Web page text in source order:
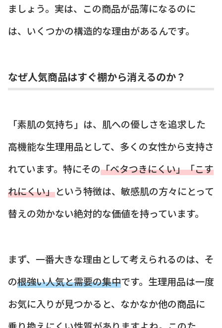
ましょう。実は、この商品が品薄になるのに
は、いくつかの構造的な理由があるんです。
なぜ人気商品はすぐ棚から消えるのか？
「素肌の気持ち」は、肌への優しさを追求した
高機能な生理用品として、多くの女性から支持さ
れています。特にその「ベタつきにくい」「こす
れにくい」という特徴は、敏感肌の方々にとって
替えの効かない絶対的な価値を持っています。
まず、一番大きな理由として考えられるのは、そ
の根強い人気と需要の集中です。生理用品は一度
お気に入りが見つかると、なかなか他の商品に